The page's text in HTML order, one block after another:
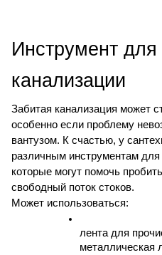
Инструмент для
канализации
Забитая канализация может
особенно если проблему
вантузом. К счастью, у
различным инструментам для
которые могут помочь
свободный поток стоков.
Может использоваться:
лента для
металлическая